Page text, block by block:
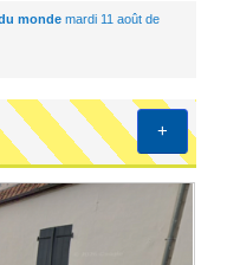
mondemardi 11 août de
+